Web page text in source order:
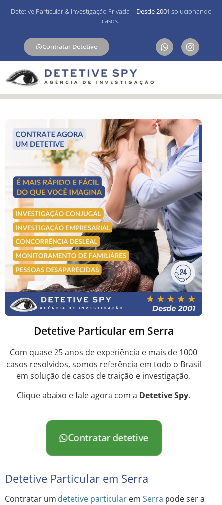
Detetive Particular & Investigação Privada – Desde 2001 solucionando
casos.
Contratar Detetive
Detetive Particular em Serra
Com quase 25 anos de experiência e mais de 1000
casos resolvidos, somos referência em todo o Brasil
em solução de casos de traição e investigação.
Clique abaixo e fale agora com a Detetive Spy.
Contratar detetive
Detetive Particular em Serra
Contratar um detetive particular em Serra pode ser a